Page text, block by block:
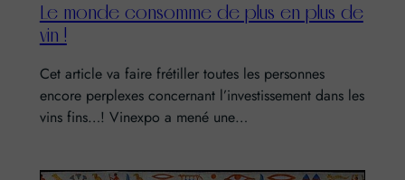
Le monde consomme de plus en plus de
vin !
Cet article va faire frétiller toutes les personnes
encore perplexes concernant l’investissement dans les
vins fins…! Vinexpo a mené une…